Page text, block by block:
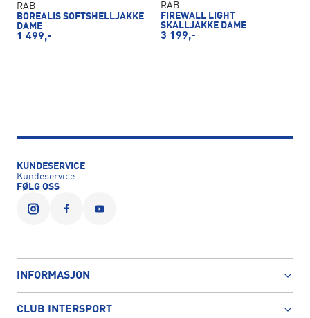
RAB
BOREALIS SOFTSHELLJAKKE
DAME
1 499,-
RAB
FIREWALL LIGHT
SKALLJAKKE DAME
3 199,-
KUNDESERVICE
Kundeservice
FØLG OSS
INFORMASJON
CLUB INTERSPORT